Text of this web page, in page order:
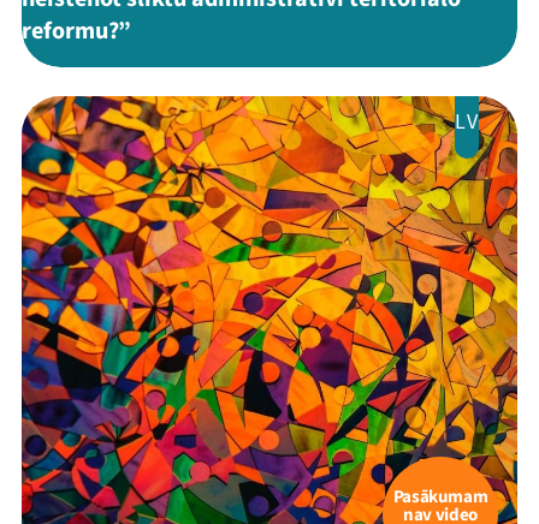
reformu?”
LV
Pasākumam
nav video